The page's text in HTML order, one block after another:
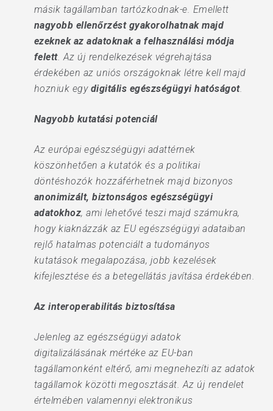
másik tagállamban tartózkodnak-e. Emellett
nagyobb ellenőrzést gyakorolhatnak majd
ezeknek az adatoknak a felhasználási módja
felett. Az új rendelkezések végrehajtása
érdekében az uniós országoknak létre kell majd
hozniuk egy digitális egészségügyi hatóságot.
Nagyobb kutatási potenciál
Az európai egészségügyi adattérnek
köszönhetően a kutatók és a politikai
döntéshozók hozzáférhetnek majd bizonyos
anonimizált, biztonságos egészségügyi
adatokhoz, ami lehetővé teszi majd számukra,
hogy kiaknázzák az EU egészségügyi adataiban
rejlő hatalmas potenciált a tudományos
kutatások megalapozása, jobb kezelések
kifejlesztése és a betegellátás javítása érdekében.
Az interoperabilitás biztosítása
Jelenleg az egészségügyi adatok
digitalizálásának mértéke az EU-ban
tagállamonként eltérő, ami megnehezíti az adatok
tagállamok közötti megosztását. Az új rendelet
értelmében valamennyi elektronikus